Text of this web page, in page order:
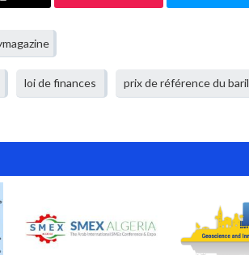
loi de finances prix de référence du baril